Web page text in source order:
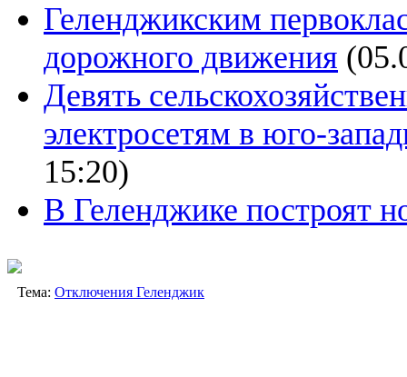
Геленджикским
дорожного движения
Девять
электросетям в юго-
15:20)
В Геленджике построят
Тема: Отключения Геленджик